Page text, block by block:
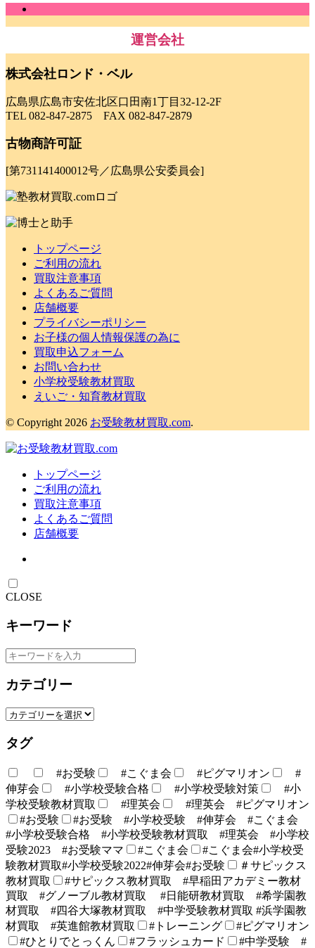
運営会社
株式会社ロンド・ベル
広島県広島市安佐北区口田南1丁目32-12-2F
TEL 082-847-2875 FAX 082-847-2879
古物商許可証
[第731141400012号／広島県公安委員会]
トップページ
ご利用の流れ
買取注意事項
よくあるご質問
店舗概要
プライバシーポリシー
お子様の個人情報保護の為に
買取申込フォーム
お問い合わせ
小学校受験教材買取
えいご・知育教材買取
© Copyright 2026 お受験教材買取.com.
トップページ
ご利用の流れ
買取注意事項
よくあるご質問
店舗概要
CLOSE
キーワード
カテゴリー
タグ
#お受験 #こぐま会 #ピグマリオン
#
伸芽会
#小学校受験合格 #小学校受験対策
#小
学校受験教材買取
#理英会
#理英会 #ピグマリオン
#お受験
#お受験 #小学校受験 #伸芽会 #こぐま会
#小学校受験合格 #小学校受験教材買取 #理英会 #小学校
受験2023 #お受験ママ
#こぐま会
#こぐま会#小学校受
験教材買取#小学校受験2022#伸芽会#お受験
＃サピックス
教材買取
#サピックス教材買取 #早稲田アカデミー教材
買取 #グノーブル教材買取 #日能研教材買取 #希学園教
材買取 #四谷大塚教材買取 #中学受験教材買取 #浜学園教
材買取 #英進館教材買取
#トレーニング
#ピグマリオン
#ひとりでとっくん
#フラッシュカード
#中学受験 #